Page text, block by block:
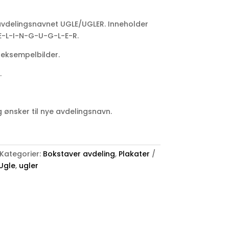
UGLE/UGLER. Inneholder
L-I-N-G-U-G-L-E-R.
til nye avdelingsnavn.
Bokstaver avdeling, Plakater
, ugler